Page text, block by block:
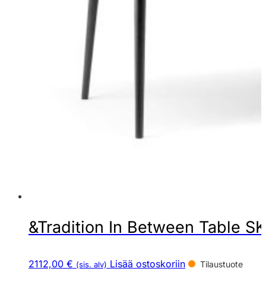
&Tradition In Between Table
2112,00 € (sis. alv) Lisää ostoskoriin Tilaustuote